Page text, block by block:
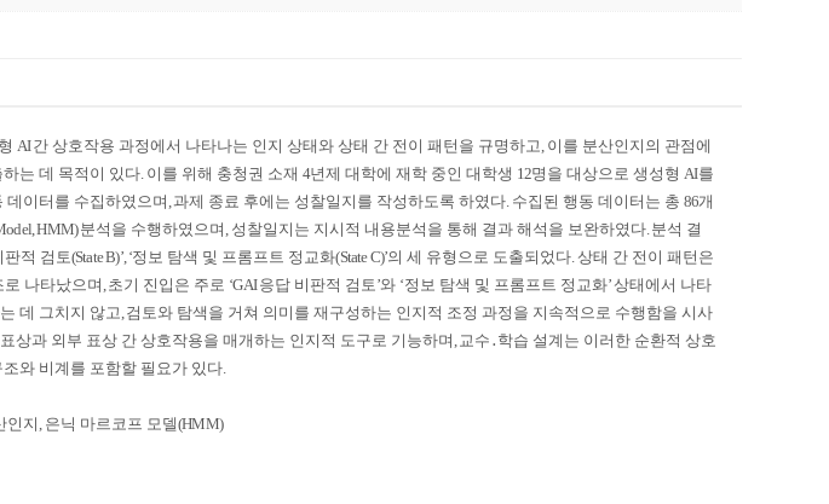
AI간 상호작용 과정에서 나타나는 인지 상태와 상태 간 전이 패턴을 규명하고, 이를 분산인지의 관점에
는 데 목적이 있다. 이를 위해 충청권 소재 4년제 대학에 재학 중인 대학생 12명을 대상으로 생성형AI를
데이터를 수집하였으며 ,과제 종료 후에는 성찰일지를 작성하도록 하였다. 수집된 행동 데이터는 총 86개
HMM)분석을 수행하였으며 , 성찰일지는 지시적 내용분석을 통해 결과 해석을 보완하였다.분석 결
판적 검토(State B)’, ‘정보 탐색 및 프롬프트 정교화(State C)’의 세 유형으로 도출되었다.상태 간 전이 패턴은
나타났으며 ,초기 진입은 주로 ‘GAI응답 비판적 검토’와 ‘정보 탐색 및 프롬프트 정교화’상태에서 나타
데 그치지 않고,검토와 탐색을 거쳐 의미를 재구성하는 인지적 조정 과정을 지속적으로 수행함을 시사
상과 외부 표상 간 상호작용을 매개하는 인지적 도구로 기능하며 ,교수 ․ 학습 설계는 이러한 순환적 상호
와 비계를 포함할 필요가 있다.
인지 , 은닉 마르코프 모델(HMM)